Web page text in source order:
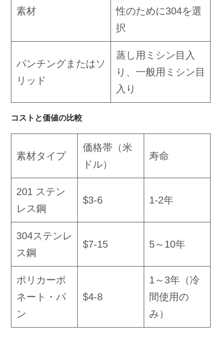
素材
性のために304を選
択
パンチングまたはソ
リッド
蒸し用ミシン目入
り、一般用ミシン目
入り
コストと価値の比較
素材タイプ
価格帯（米
ドル）
寿命
201 ステン
レス鋼
$3-6 1-2年
304ステンレ
ス鋼
$7-15 5～10年
ポリカーボ
ネート・パ
ン
$4-8
1～3年（冷
間使用の
み）